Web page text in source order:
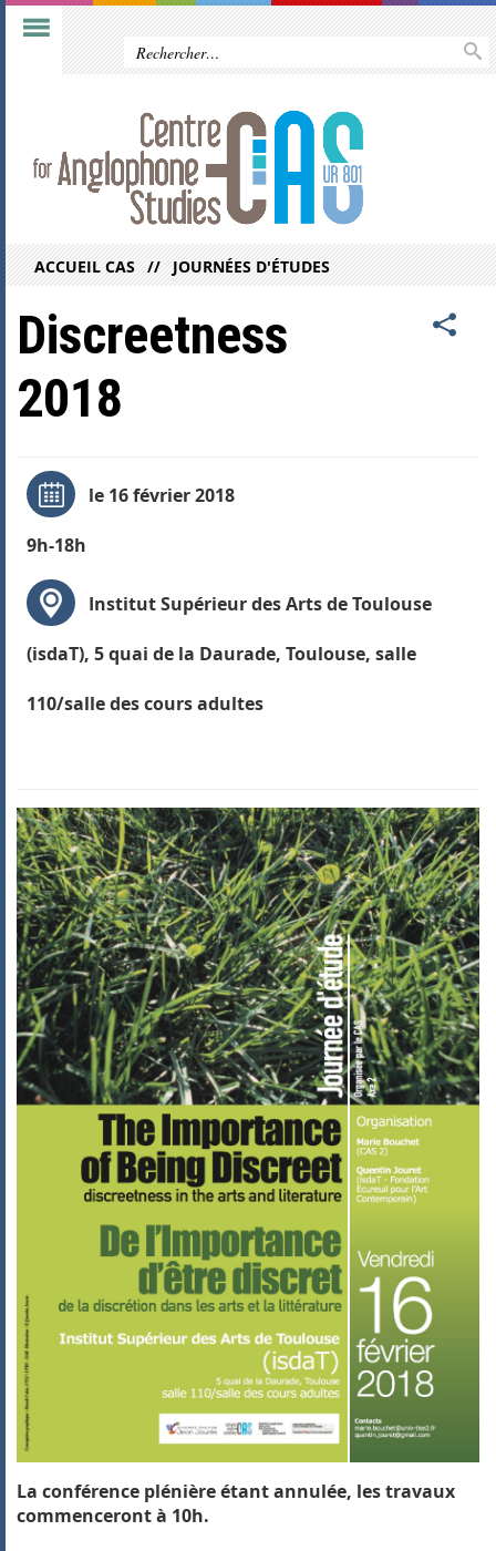
ACCUEIL CAS JOURNÉES D'ÉTUDES
Discreetness
2018
le 16 février 2018
9h-18h
Institut Supérieur des Arts de Toulouse
(isdaT), 5 quai de la Daurade, Toulouse, salle
110/salle des cours adultes
La conférence plénière étant annulée, les travaux
commenceront à 10h.